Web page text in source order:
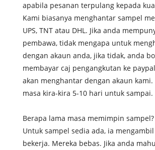
apabila pesanan terpulang kepada
Kami biasanya menghantar sampel
UPS, TNT atau DHL. Jika anda
pembawa, tidak mengapa untuk
dengan akaun anda, jika tidak, anda
membayar caj pengangkutan ke
akan menghantar dengan akaun
masa kira-kira 5-10 hari untuk sampai.
Berapa lama masa memimpin sampel?
Untuk sampel sedia ada, ia
bekerja. Mereka bebas. Jika anda